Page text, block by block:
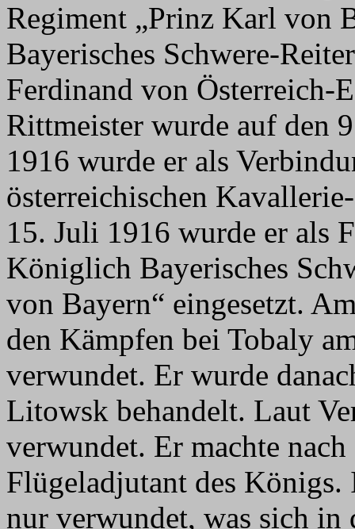
Regiment „Prinz Karl von
Bayerisches Schwere-
Ferdinand von Österreich-
Rittmeister wurde auf den
1916 wurde er als
österreichischen
15. Juli 1916 wurde er als
Königlich Bayerisches
von Bayern“ eingesetzt.
den Kämpfen bei Tobaly
verwundet. Er wurde
Litowsk behandelt. Laut
verwundet. Er machte
Flügeladjutant des
nur verwundet, was sich in